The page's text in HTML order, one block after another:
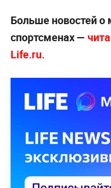
Больше новостей о
спортсменах —
Life.ru.